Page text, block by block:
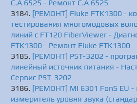
C.A 6525 - Ремонт C.A 6525
[РЕМОНТ] Fluke FTK1300 -
тестирования многомодовых
линий с FT120 FiberViewer -
FTK1300 - Ремонт Fluke FTK1300
[РЕМОНТ] PST-3202 -
линейный источник питания -
Сервис PST-3202
[РЕМОНТ] MI 6301 FonS EU -
измеритель уровня звука